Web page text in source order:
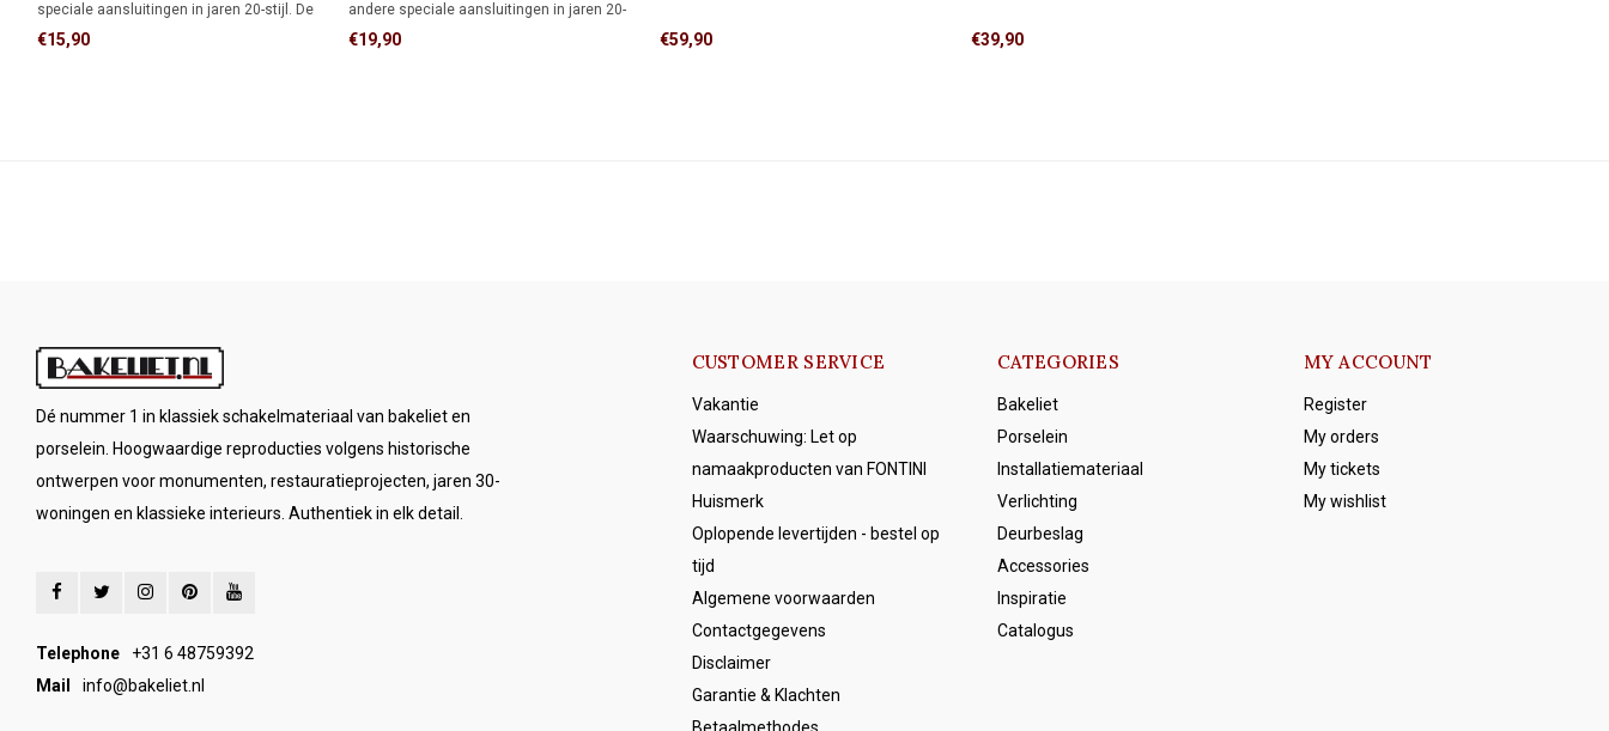
speciale aansluitingen in jaren 20-stijl. De
authentieke uitstraling maakt het ideaal
€15,90
andere speciale aansluitingen in jaren 20-
stijl. De authentieke uitstraling maakt het
€19,90 €59,90 €39,90
Dé nummer 1 in klassiek schakelmateriaal van bakeliet en
porselein. Hoogwaardige reproducties volgens historische
ontwerpen voor monumenten, restauratieprojecten, jaren 30-
woningen en klassieke interieurs. Authentiek in elk detail.
Telephone
+31 6 48759392
Mail
info@bakeliet.nl
CUSTOMER SERVICE
Vakantie
Waarschuwing: Let op
namaakproducten van FONTINI
Huismerk
Oplopende levertijden - bestel op
tijd
Algemene voorwaarden
Contactgegevens
Disclaimer
Garantie & Klachten
CATEGORIES
Bakeliet
Porselein
Installatiemateriaal
Verlichting
Deurbeslag
Accessories
Inspiratie
Catalogus
MY ACCOUNT
Register
My orders
My tickets
My wishlist